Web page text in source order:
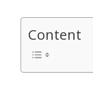
Content